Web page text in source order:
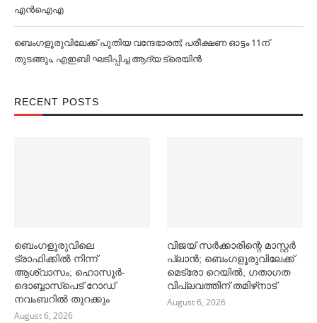
എൻഐഎ
ബെംഗളൂരുവിലേക്ക് പുതിയ വന്ദേഭാരത്; പരീക്ഷണ ഓട്ടം 11ന്
തുടങ്ങും, എഇബി ഘടിപ്പിച്ച ആദ്യ ട്രെയിന്‍
RECENT POSTS
ബെംഗളൂരുവിലെ
ട്രാഫിക്കില്‍ നിന്ന്
ആശ്വാസം; ഹൊസൂര്‍-
ദൊബ്ബാസ്പെട് റോഡ്
നവംബറില്‍ തുറക്കും
August 6, 2026
വിജയ് സര്‍ക്കാരിന്റെ മാസ്റ്റര്‍
പ്ലാന്‍; ബെംഗളൂരുവിലേക്ക്
മെട്രോ റെയില്‍, ഗതാഗത
വിപ്ലവത്തിന് തമിഴ്‌നാട്
August 6, 2026